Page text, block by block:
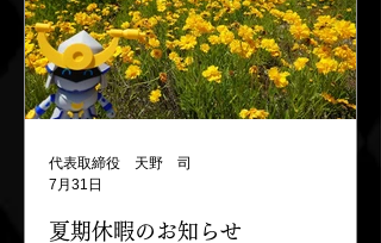
夏期休暇のお知らせ
代表取締役 天野 司
7月31日